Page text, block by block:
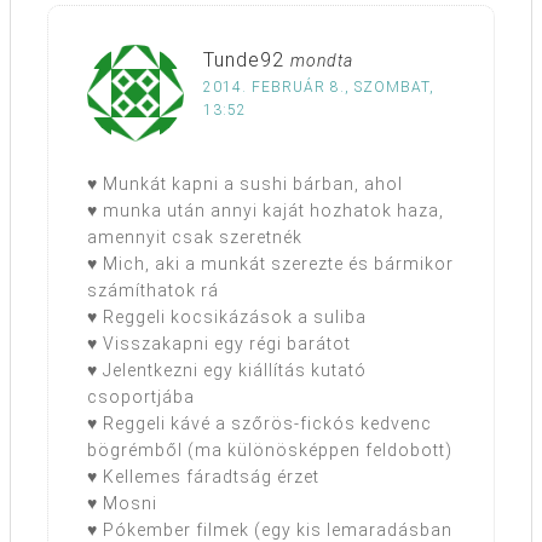
Tunde92 mondta
2014. FEBRUÁR 8., SZOMBAT,
13:52
♥ Munkát kapni a sushi bárban, ahol
♥ munka után annyi kaját hozhatok haza,
amennyit csak szeretnék
♥ Mich, aki a munkát szerezte és bármikor
számíthatok rá
♥ Reggeli kocsikázások a suliba
♥ Visszakapni egy régi barátot
♥ Jelentkezni egy kiállítás kutató
csoportjába
♥ Reggeli kávé a szőrös-fickós kedvenc
bögrémből (ma különösképpen feldobott)
♥ Kellemes fáradtság érzet
♥ Mosni
♥ Pókember filmek (egy kis lemaradásban